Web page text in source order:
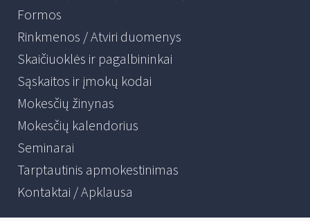
Formos
Rinkmenos / Atviri duomenys
Skaičiuoklės ir pagalbininkai
Sąskaitos ir įmokų kodai
Mokesčių žinynas
Mokesčių kalendorius
Seminarai
Tarptautinis apmokestinimas
Kontaktai / Apklausa